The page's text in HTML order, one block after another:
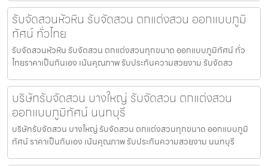
รับจัดสวนหัวหิน รับจัดสวน ตกแต่งสวน ออกแบบภูมิ
ทัศน์ ทั่วไทย
รับจัดสวนหัวหิน รับจัดสวน ตกแต่งสวนทุกขนาด ออกแบบภูมิทัศน์ ทั่ว
ไทยราคาเป็นกันเอง เน้นคุณภาพ รับประกันความสวยงาม รับจัดสว
บริษัทรับจัดสวน บางใหญ่ รับจัดสวน ตกแต่งสวน
ออกแบบภูมิทัศน์ นนทบุรี
บริษัทรับจัดสวน บางใหญ่ รับจัดสวน ตกแต่งสวนทุกขนาด ออกแบบภูมิ
ทัศน์ ราคาเป็นกันเอง เน้นคุณภาพ รับประกันความสวยงาม นนทบุรี